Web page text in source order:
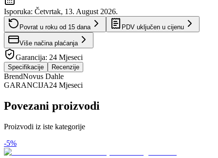
Isporuka: Četvrtak, 13. August 2026.
Povrat u roku od 15 dana PDV uključen u cijenu
Više načina plaćanja
Garancija: 24 Mjeseci
Specifikacije Recenzije
BrendNovus Dahle
GARANCIJA24 Mjeseci
Povezani proizvodi
Proizvodi iz iste kategorije
-5%